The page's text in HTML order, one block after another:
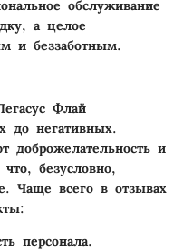
обслуживание
а целое
и беззаботным.
Флай
до негативных.
доброжелательность и
безусловно,
Чаще всего в отзывах
персонала.